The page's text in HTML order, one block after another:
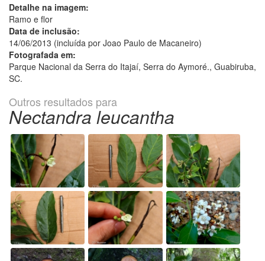
Detalhe na imagem:
Ramo e flor
Data de inclusão:
14/06/2013 (incluída por Joao Paulo de Macaneiro)
Fotografada em:
Parque Nacional da Serra do Itajaí, Serra do Aymoré., Guabiruba,
SC.
Outros resultados para
Nectandra leucantha